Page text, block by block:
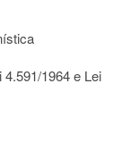
1964 e Lei